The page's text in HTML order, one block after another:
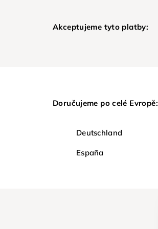
Akceptujeme tyto platby:
Doručujeme po celé Evropě:
Deutschland
España